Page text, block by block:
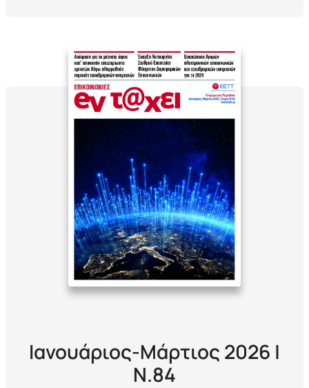
Ιανουάριος-Μάρτιος 2026 |
Ν.84